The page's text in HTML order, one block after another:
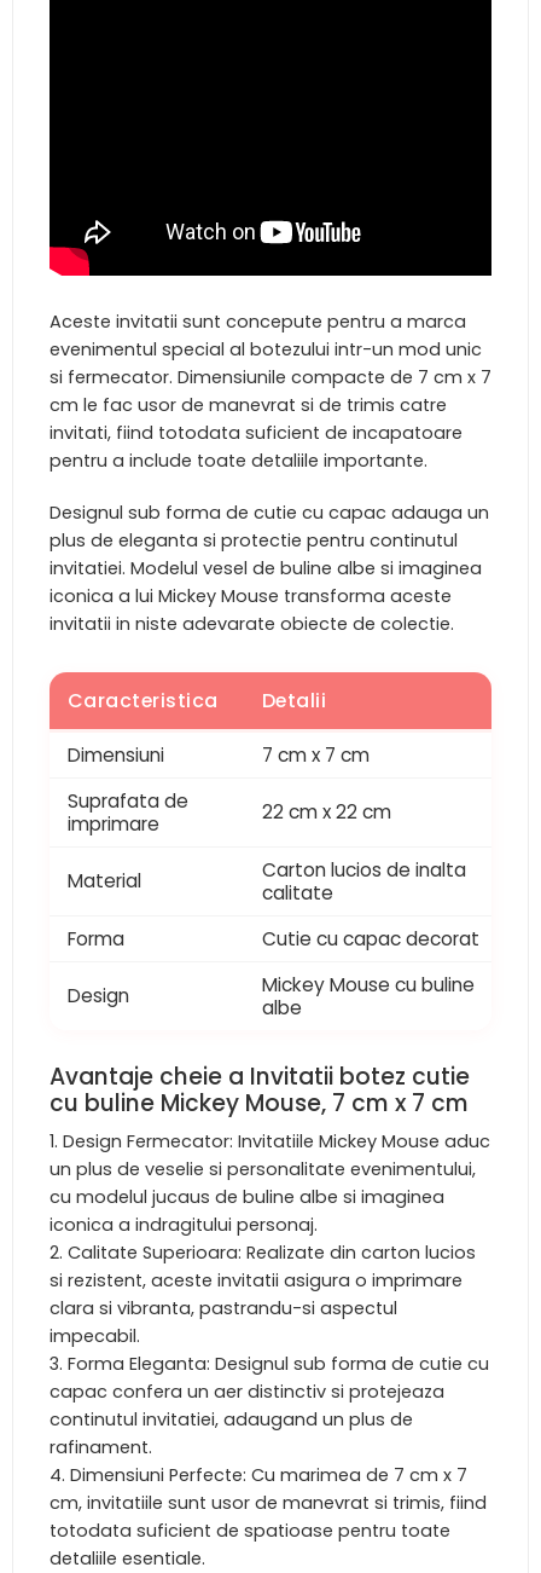
Aceste invitatii sunt concepute pentru a marca
evenimentul special al botezului intr-un mod unic
si fermecator. Dimensiunile compacte de 7 cm x 7
cm le fac usor de manevrat si de trimis catre
invitati, fiind totodata suficient de incapatoare
pentru a include toate detaliile importante.
Designul sub forma de cutie cu capac adauga un
plus de eleganta si protectie pentru continutul
invitatiei. Modelul vesel de buline albe si imaginea
iconica a lui Mickey Mouse transforma aceste
invitatii in niste adevarate obiecte de colectie.
Caracteristica Detalii
Dimensiuni
7 cm x 7 cm
Suprafata de
imprimare
22 cm x 22 cm
Material
Carton lucios de inalta
calitate
Forma
Cutie cu capac decorat
Design
Mickey Mouse cu buline
albe
Avantaje cheie a Invitatii botez cutie
cu buline Mickey Mouse, 7 cm x 7 cm
Design Fermecator: Invitatiile Mickey Mouse aduc
un plus de veselie si personalitate evenimentului,
cu modelul jucaus de buline albe si imaginea
iconica a indragitului personaj.
Calitate Superioara: Realizate din carton lucios
si rezistent, aceste invitatii asigura o imprimare
clara si vibranta, pastrandu-si aspectul
impecabil.
Forma Eleganta: Designul sub forma de cutie cu
capac confera un aer distinctiv si protejeaza
continutul invitatiei, adaugand un plus de
rafinament.
Dimensiuni Perfecte: Cu marimea de 7 cm x 7
cm, invitatiile sunt usor de manevrat si trimis, fiind
totodata suficient de spatioase pentru toate
detaliile esentiale.